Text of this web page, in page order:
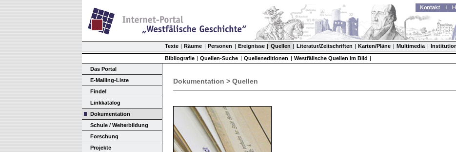
Texte | Räume | Personen | Ereignisse | Quellen | Literatur/Zeitschriften | Karten/Pläne | Multimedia |
Bibliografie | Quellen-Suche | Quelleneditionen | Westfälische Quellen im Bild |
Das Portal
E-Mailing-Liste
Finde!
Linkkatalog
Dokumentation
Schule / Weiterbildung
Forschung
Projekte
Dokumentation > Quellen